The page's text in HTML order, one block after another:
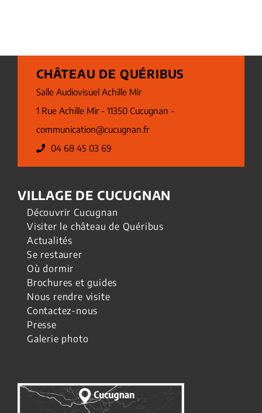
CHÂTEAU DE QUÉRIBUS
Salle Audiovisuel Achille Mir
1 Rue Achille Mir - 11350 Cucugnan -
communication@cucugnan.fr
04 68 45 03 69
VILLAGE DE CUCUGNAN
Découvrir Cucugnan
Visiter le château de Quéribus
Actualités
Se restaurer
Où dormir
Brochures et guides
Nous rendre visite
Contactez-nous
Presse
Galerie photo